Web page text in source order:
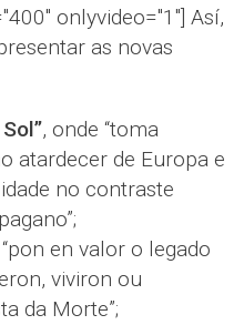
onlyvideo="1"] Así,
as novas
, onde “toma
atardecer de Europa e
no contraste
en valor o legado
viviron ou
da Morte”;